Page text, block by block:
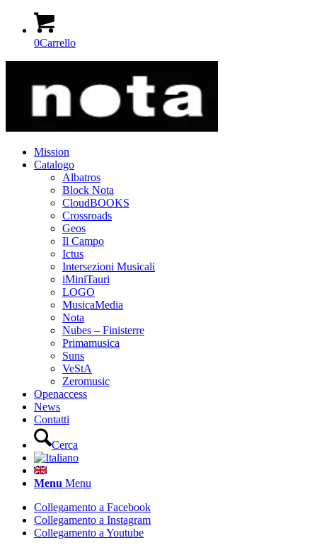
0Carrello
Mission
Catalogo
Albatros
Block Nota
CloudBOOKS
Crossroads
Geos
Il Campo
Ictus
Intersezioni Musicali
iMiniTauri
LOGO
MusicaMedia
Nota
Nubes – Finisterre
Primamusica
Suns
VeStA
Zeromusic
Openaccess
News
Contatti
Cerca
Menu Menu
Collegamento a Facebook
Collegamento a Instagram
Collegamento a Youtube